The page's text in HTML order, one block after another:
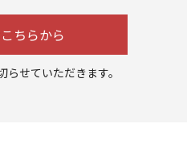
ちらから
せていただきます。